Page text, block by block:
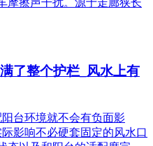
摩擦声干扰。源于走廊狭长
了整个护栏_风水上有
台环境就不会有负面影
影响不必硬套固定的风水口